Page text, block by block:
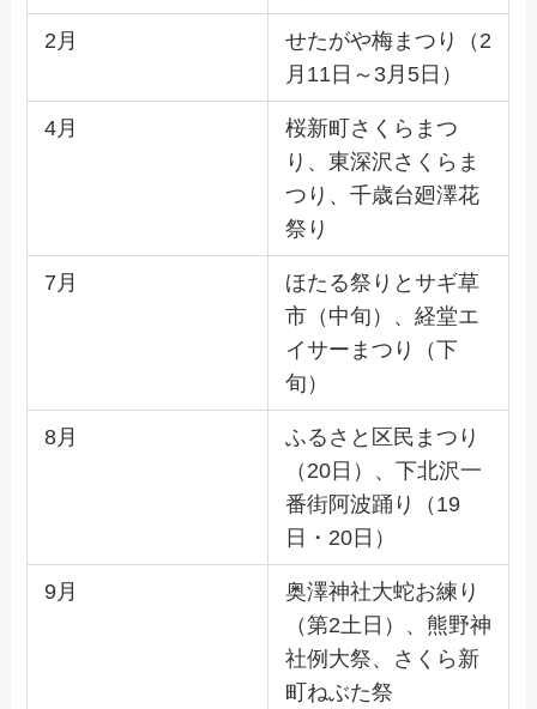
2月
せたがや梅まつり（2
月11日～3月5日）
4月
桜新町さくらまつ
り、東深沢さくらま
つり、千歳台廻澤花
祭り
7月
ほたる祭りとサギ草
市（中旬）、経堂エ
イサーまつり（下
旬）
8月
ふるさと区民まつり
（20日）、下北沢一
番街阿波踊り（19
日・20日）
9月
奥澤神社大蛇お練り
（第2土日）、熊野神
社例大祭、さくら新
町ねぶた祭